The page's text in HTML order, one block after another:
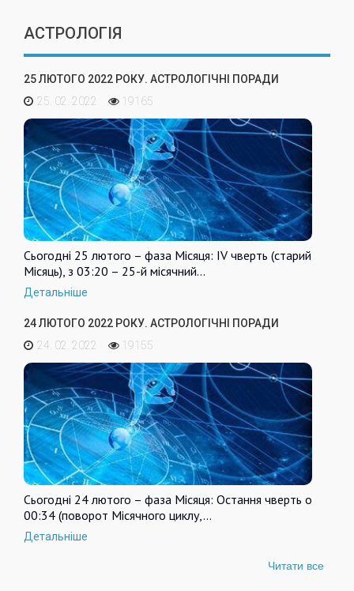
АСТРОЛОГІЯ
25 ЛЮТОГО 2022 РОКУ. АСТРОЛОГІЧНІ ПОРАДИ
25. 02. 2022
19165
Сьогодні 25 лютого – фаза Місяця: IV чверть (старий
Місяць), з 03:20 – 25-й місячний…
Детальніше
24 ЛЮТОГО 2022 РОКУ. АСТРОЛОГІЧНІ ПОРАДИ
24. 02. 2022
19155
Сьогодні 24 лютого – фаза Місяця: Остання чверть о
00:34 (поворот Місячного циклу,…
Детальніше
Читати все